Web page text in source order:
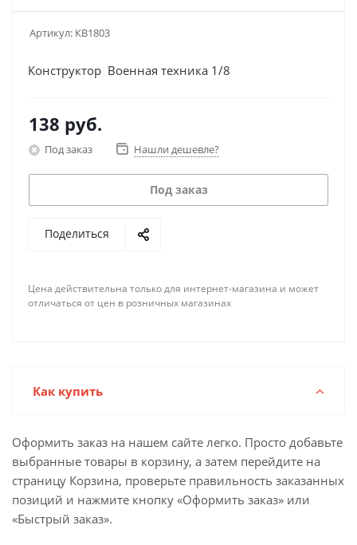
Артикул: КВ1803
Конструктор Военная техника 1/8
138 руб.
Под заказ Нашли дешевле?
Под заказ
Поделиться
Цена действительна только для интернет-магазина и может
отличаться от цен в розничных магазинах
Как купить
Оформить заказ на нашем сайте легко. Просто добавьте
выбранные товары в корзину, а затем перейдите на
страницу Корзина, проверьте правильность заказанных
позиций и нажмите кнопку «Оформить заказ» или
«Быстрый заказ».